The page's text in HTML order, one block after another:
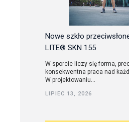
Nowe szkło
LITE® SKN 155
W sporcie liczy się forma,
konsekwentna praca nad
W projektowaniu...
LIPIEC 13, 2026